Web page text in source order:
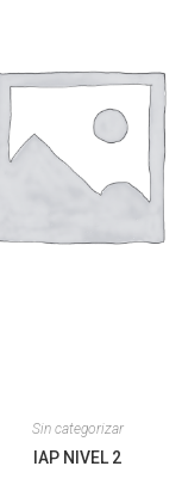
Sin categorizar
IAP NIVEL 2